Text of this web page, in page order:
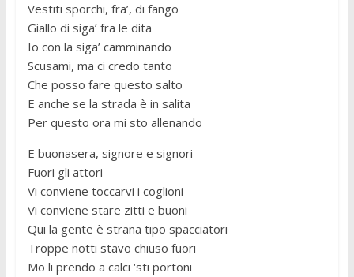
Vestiti sporchi, fra’, di fango
Giallo di siga’ fra le dita
Io con la siga’ camminando
Scusami, ma ci credo tanto
Che posso fare questo salto
E anche se la strada è in salita
Per questo ora mi sto allenando
E buonasera, signore e signori
Fuori gli attori
Vi conviene toccarvi i coglioni
Vi conviene stare zitti e buoni
Qui la gente è strana tipo spacciatori
Troppe notti stavo chiuso fuori
Mo li prendo a calci ‘sti portoni